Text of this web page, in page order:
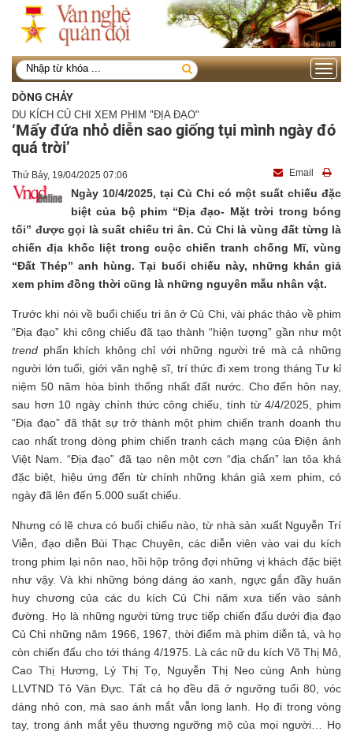
Toggle
DÒNG CHẢY
DU KÍCH CỦ CHI XEM PHIM "ĐỊA ĐẠO"
‘Mấy đứa nhỏ diễn sao giống tụi mình ngày đó
quá trời’
Thứ Bảy, 19/04/2025 07:06 Email
Ngày 10/4/2025, tại Củ Chi có một suất chiếu đặc
biệt của bộ phim “Địa đạo- Mặt trời trong bóng
tối” được gọi là suất chiếu tri ân. Củ Chi là vùng đất từng là
chiến địa khốc liệt trong cuộc chiến tranh chống Mĩ, vùng
“Đất Thép” anh hùng. Tại buổi chiếu này, những khán giả
xem phim đồng thời cũng là những nguyên mẫu nhân vật.
Trước khi nói về buổi chiếu tri ân ở Củ Chi, vài phác thảo về phim
“Địa đạo” khi công chiếu đã tạo thành “hiện tượng” gần như một
trend phấn khích không chỉ với những người trẻ mà cả những
người lớn tuổi, giới văn nghệ sĩ, trí thức đi xem trong tháng Tư kỉ
niệm 50 năm hòa bình thống nhất đất nước. Cho đến hôn nay,
sau hơn 10 ngày chính thức công chiếu, tính từ 4/4/2025, phim
“Địa đạo” đã thật sự trở thành một phim chiến tranh doanh thu
cao nhất trong dòng phim chiến tranh cách mạng của Điện ảnh
Việt Nam. “Địa đạo” đã tạo nên một cơn “địa chấn” lan tỏa khá
đặc biệt, hiệu ứng đến từ chính những khán giả xem phim, có
ngày đã lên đến 5.000 suất chiếu.
Nhưng có lẽ chưa có buổi chiếu nào, từ nhà sản xuất Nguyễn Trí
Viễn, đạo diễn Bùi Thạc Chuyên, các diễn viên vào vai du kích
trong phim lại nôn nao, hồi hộp trông đợi những vị khách đặc biệt
như vậy. Và khi những bóng dáng áo xanh, ngực gắn đầy huân
huy chương của các du kích Củ Chi năm xưa tiến vào sảnh
đường. Họ là những người từng trực tiếp chiến đấu dưới địa đạo
Củ Chi những năm 1966, 1967, thời điểm mà phim diễn tả, và họ
còn chiến đấu cho tới tháng 4/1975. Là các nữ du kích Võ Thị Mô,
Cao Thị Hương, Lý Thị Tọ, Nguyễn Thị Neo cùng Anh hùng
LLVTND Tô Văn Đực. Tất cả họ đều đã ở ngưỡng tuổi 80, vóc
dáng nhỏ con, mà sao ánh mắt vẫn long lanh. Họ đi trong vòng
tay, trong ánh mắt yêu thương ngưỡng mộ của mọi người… Họ